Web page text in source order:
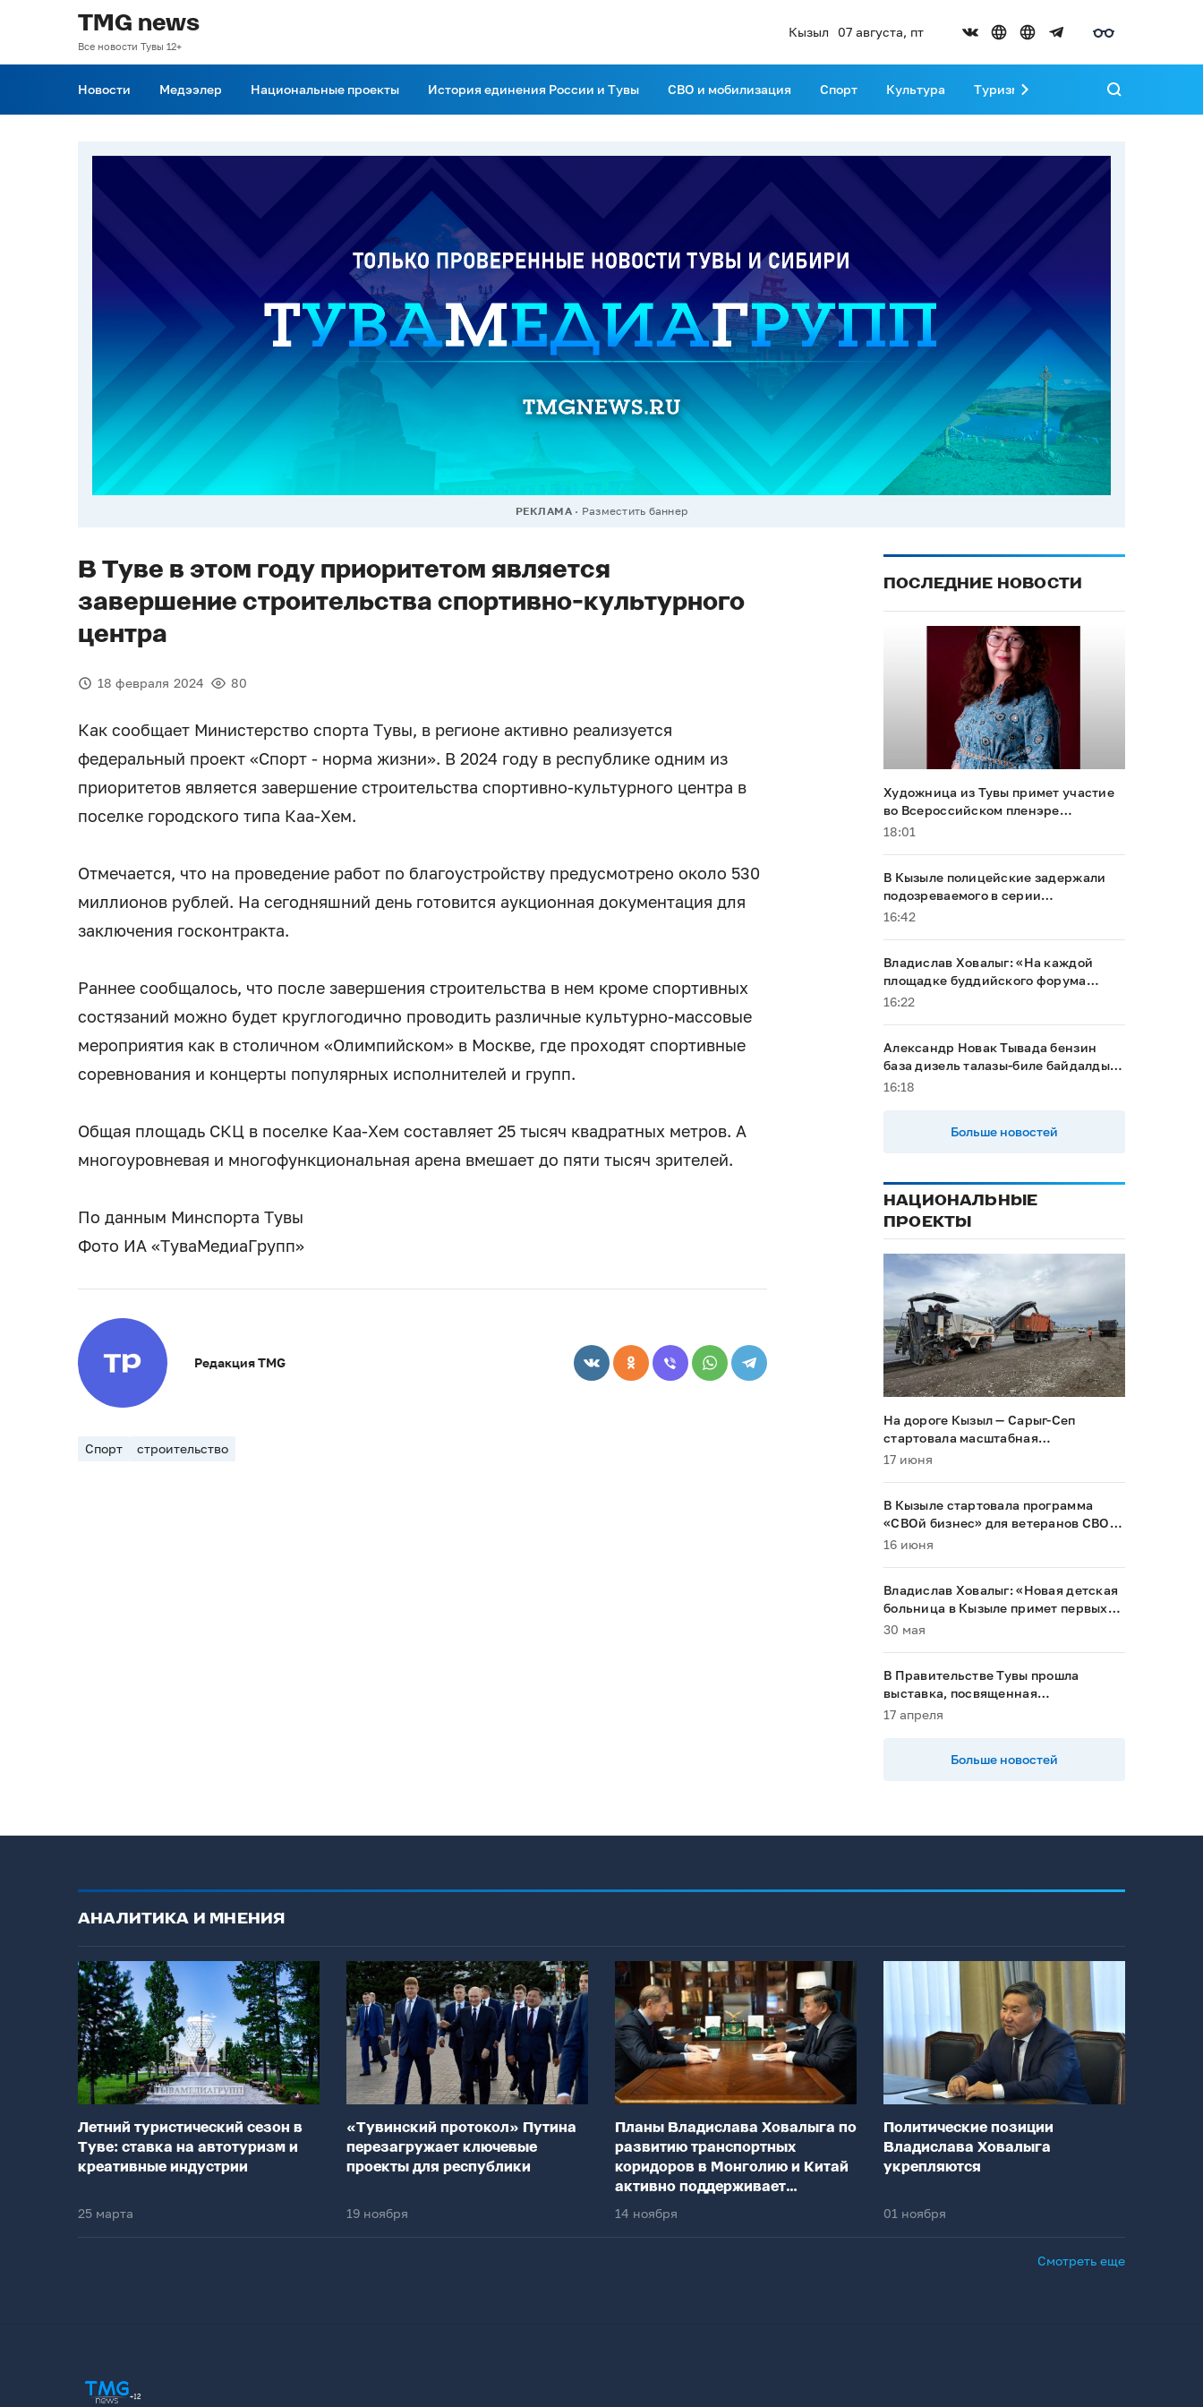
TMG news
Все новости Тувы 12+
Кызыл 07 августа, пт
Новости Медээлер Национальные проекты История единения России и Тувы СВО и мобилизация Спорт Культура Туризм Развитие Тувы
РЕКЛАМА Разместить баннер
В Туве в этом году приоритетом является
завершение строительства спортивно-культурного
центра
18 февраля 2024 80
Как сообщает Министерство спорта Тувы, в регионе активно реализуется
федеральный проект «Спорт - норма жизни». В 2024 году в республике одним из
приоритетов является завершение строительства спортивно-культурного центра в
поселке городского типа Каа-Хем.
Отмечается, что на проведение работ по благоустройству предусмотрено около 530
миллионов рублей. На сегодняшний день готовится аукционная документация для
заключения госконтракта.
Раннее сообщалось, что после завершения строительства в нем кроме спортивных
состязаний можно будет круглогодично проводить различные культурно-массовые
мероприятия как в столичном «Олимпийском» в Москве, где проходят спортивные
соревнования и концерты популярных исполнителей и групп.
Общая площадь СКЦ в поселке Каа-Хем составляет 25 тысяч квадратных метров. А
многоуровневая и многофункциональная арена вмешает до пяти тысяч зрителей.
По данным Минспорта Тувы
Фото ИА «ТуваМедиаГрупп»
Редакция TMG
Спорт строительство
ПОСЛЕДНИЕ НОВОСТИ
Художница из Тувы примет участие
во Всероссийском пленэре
акварелистов в Ханты-Мансийске
18:01
В Кызыле полицейские задержали
подозреваемого в серии
мошенничеств
16:42
Владислав Ховалыг: «На каждой
площадке буддийского форума
будет обеспечен строгий контроль
16:22
Александр Новак Тывада бензин
база дизель талазы-биле байдалды
хыналдада алган
16:18
Больше новостей
НАЦИОНАЛЬНЫЕ
ПРОЕКТЫ
На дороге Кызыл — Сарыг-Сеп
стартовала масштабная
реконструкция
17 июня
В Кызыле стартовала программа
«СВОй бизнес» для ветеранов СВО и
их семей
16 июня
Владислав Ховалыг: «Новая детская
больница в Кызыле примет первых
пациентов в 2028 году»
30 мая
В Правительстве Тувы прошла
выставка, посвященная
национальным проектам
17 апреля
Больше новостей
АНАЛИТИКА И МНЕНИЯ
Летний туристический сезон в
Туве: ставка на автотуризм и
креативные индустрии
25 марта
«Тувинский протокол» Путина
перезагружает ключевые
проекты для республики
19 ноября
Планы Владислава Ховалыга по
развитию транспортных
коридоров в Монголию и Китай
активно поддерживает
федеральный центр
14 ноября
Политические позиции
Владислава Ховалыга
укрепляются
01 ноября
Смотреть еще